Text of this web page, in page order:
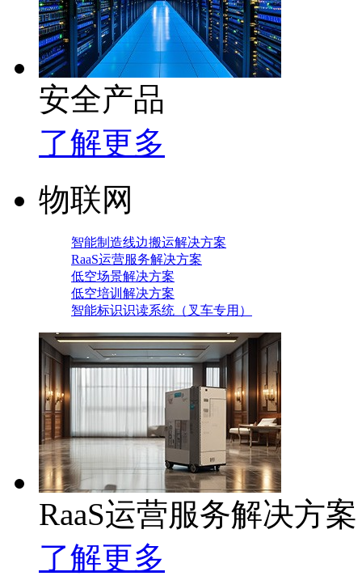
安全产品
了解更多
物联网
智能制造线边搬运解决方案
RaaS运营服务解决方案
低空场景解决方案
低空培训解决方案
智能标识识读系统（叉车专用）
RaaS运营服务解决方案
了解更多